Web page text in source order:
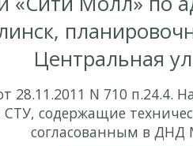
Центральная
28.11.2011 N 710 п.24.4.
СТУ, содержащие
согласованным в ДНД